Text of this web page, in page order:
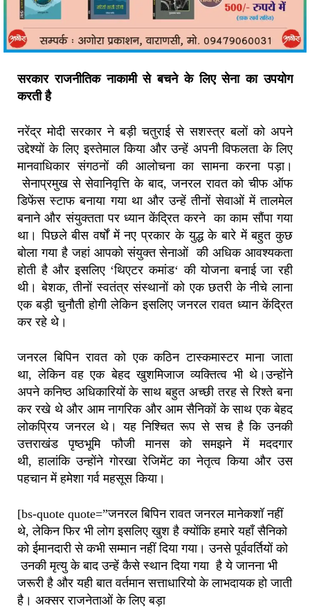
सरकार राजनीतिक नाकामी से बचने के लिए सेना का उपयोग
करती है
नरेंद्र मोदी सरकार ने बड़ी चतुराई से सशस्त्र बलों को अपने
उद्देश्यों के लिए इस्तेमाल किया और उन्हें अपनी विफलता के लिए
मानवाधिकार संगठनों की आलोचना का सामना करना पड़ा।
सेनाप्रमुख सेसेवानिवृत्ति के बाद,जनरल रावत को चीफ ऑफ
डिफेंस स्टाफ बनाया गया था और उन्हें तीनों सेवाओं में तालमेल
बनाने और संयुक्तता पर ध्यान केंद्रित करने का काम सौंपा गया
था। पिछले बीस वर्षों में नए प्रकार के युद्ध के बारे में बहुत कुछ
बोला गया है जहां आपको संयुक्त सेनाओं की अधिक आवश्यकता
होती है और इसलिए ‘थिएटर कमांड‘की योजना बनाई जा रही
थी। बेशक,तीनों स्वतंत्र संस्थानों को एक छतरी के नीचे लाना
एक बड़ी चुनौती होगी लेकिन इसलिए जनरल रावत ध्यान केंद्रित
कर रहे थे।
जनरल बिपिन रावत को एक कठिन टास्कमास्टर माना जाता
था,लेकिन वह एक बेहद खुशमिजाज व्यक्तित्व भी थे।उन्होंने
अपने कनिष्ठ अधिकारियों के साथ बहुत अच्छी तरह से रिश्ते बना
कर रखे थे और आम नागरिक और आम सैनिकों के साथ एक बेहद
लोकप्रिय जनरल थे।
यह निश्चित रूप से सच है कि उनकी
उत्तराखंड पृष्ठभूमि फौजी मानस को समझने में मददगार
थी,हालांकि उन्होंने गोरखा रेजिमेंट का नेतृत्व किया और उस
पहचान में हमेशा गर्व महसूस किया।
[bs-quote quote=”जनरल बिपिन रावत जनरल मानेकशॉ नहीं
थे, लेकिन फिर भी लोग इसलिए खुश है क्योंकि हमारे यहाँ सैनिको
को ईमानदारी से कभी सम्मान नहीं दिया गया। उनसे पूर्ववर्तियों को
उनकी मृत्यु के बाद उन्हें कैसे स्थान दिया गया है ये जानना भी
जरूरी है और यही बात वर्तमान सत्ताधारियो के लाभदायक हो जाती
है। अक्सर राजनेताओं के लिए बड़ा